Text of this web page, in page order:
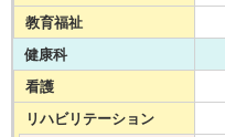
教育福祉
健康科
看護
リハビリテーション